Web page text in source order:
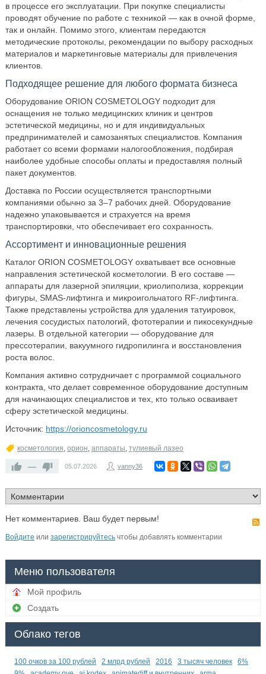
в процессе его эксплуатации. При покупке специалисты
проводят обучение по работе с техникой — как в очной форме,
так и онлайн. Помимо этого, клиентам передаются
методические протоколы, рекомендации по выбору расходных
материалов и маркетинговые материалы для привлечения
клиентов.
Подходящее решение для любого формата бизнеса
Оборудование ORION COSMETOLOGY подходит для
оснащения не только медицинских клиник и центров
эстетической медицины, но и для индивидуальных
предпринимателей и самозанятых специалистов. Компания
работает со всеми формами налогообложения, подбирая
наиболее удобные способы оплаты и предоставляя полный
пакет документов.
Доставка по России осуществляется транспортными
компаниями обычно за 3–7 рабочих дней. Оборудование
надежно упаковывается и страхуется на время
транспортировки, что обеспечивает его сохранность.
Ассортимент и инновационные решения
Каталог ORION COSMETOLOGY охватывает все основные
направления эстетической косметологии. В его составе —
аппараты для лазерной эпиляции, криолиполиза, коррекции
фигуры, SMAS-лифтинга и микроигольчатого RF-лифтинга.
Также представлены устройства для удаления татуировок,
лечения сосудистых патологий, фототерапии и пикосекундные
лазеры. В отдельной категории — оборудование для
прессотерапии, вакуумного гидропилинга и восстановления
роста волос.
Компания активно сотрудничает с программой социального
контракта, что делает современное оборудование доступным
для начинающих специалистов и тех, кто только осваивает
сферу эстетической медицины.
Источник: https://orioncosmetology.ru
косметология, орион, аппараты, тулиевый лазео
— 05.07.2026 vanny36
Нет комментариев. Ваш будет первым!
Войдите или зарегистрируйтесьчтобы добавлять комментарии
Меню пользователя
Мой профиль
Создать
Облако тегов
100 очков за 100 рублей 2 млрд рублей 2016 3 тысяч человек
6%